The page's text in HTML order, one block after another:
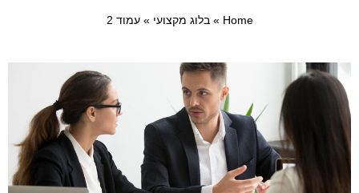
Home
» בלוג מקצועי» עמוד 2